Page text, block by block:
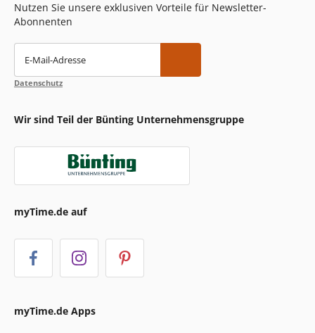
Nutzen Sie unsere exklusiven Vorteile für Newsletter-
Abonnenten
E-Mail-Adresse
Datenschutz
Wir sind Teil der Bünting Unternehmensgruppe
myTime.de auf
myTime.de Apps